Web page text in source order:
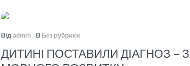
Від admin В Без рубрики
ДИТИНІ ПОСТАВИЛИ ДІАГНОЗ –